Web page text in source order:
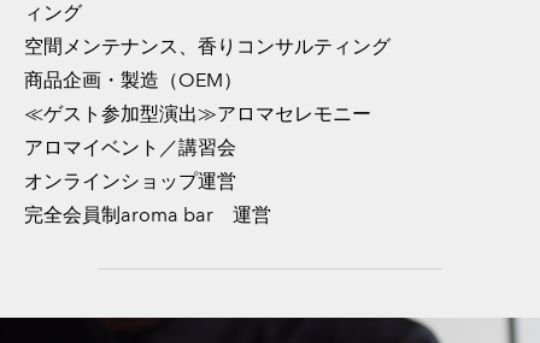
ィング
空間メンテナンス、香りコンサルティング
商品企画・製造（OEM）
≪ゲスト参加型演出≫アロマセレモニー
アロマイベント／講習会
オンラインショップ運営
完全会員制aroma bar 運営